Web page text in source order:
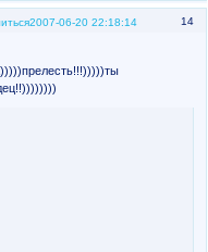
14
2007-06-20 22:18:14